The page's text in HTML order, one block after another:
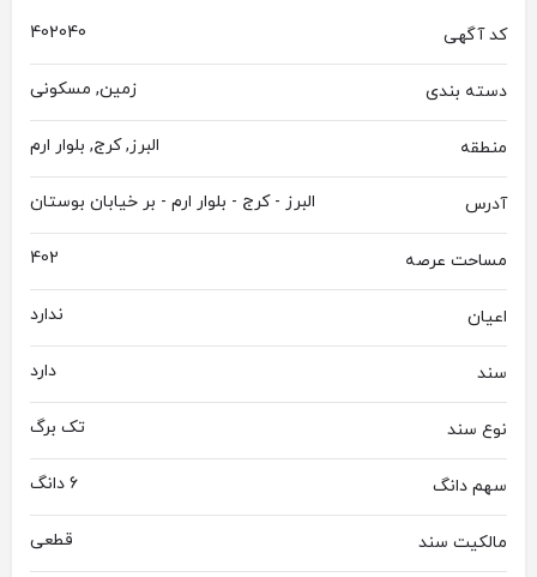
کد آگهی 402040
دسته بندی زمین, مسکونی
منطقه البرز, کرج, بلوار ارم
آدرس البرز - کرج - بلوار ارم - بر خیابان بوستان
مساحت عرصه 402
اعیان ندارد
سند دارد
نوع سند تک برگ
سهم دانگ 6 دانگ
مالکیت سند قطعی